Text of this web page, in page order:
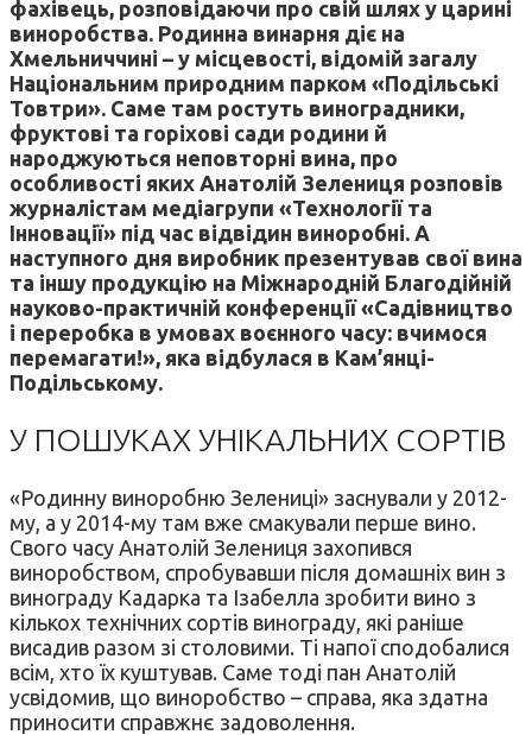
фахівець, розповідаючи про свій шлях у царині
виноробства. Родинна винарня діє на
Хмельниччині – у місцевості, відомій загалу
Національним природним парком «Подільські
Товтри». Саме там ростуть виноградники,
фруктові та горіхові сади родини й
народжуються неповторні вина, про
особливості яких Анатолій Зелениця розповів
журналістам медіагрупи «Технології та
Інновації» під час відвідин виноробні. А
наступного дня виробник презентував свої вина
та іншу продукцію на Міжнародній Благодійній
науково-практичній конференції «Садівництво
і переробка в умовах воєнного часу: вчимося
перемагати!», яка відбулася в Кам’янці-
Подільському.
У ПОШУКАХ УНІКАЛЬНИХ СОРТІВ
«Родинну виноробню Зелениці» заснували у 2012-
му, а у 2014-му там вже смакували перше вино.
Свого часу Анатолій Зелениця захопився
виноробством, спробувавши після домашніх вин з
винограду Кадарка та Ізабелла зробити вино з
кількох технічних сортів винограду, які раніше
висадив разом зі столовими. Ті напої сподобалися
всім, хто їх куштував. Саме тоді пан Анатолій
усвідомив, що виноробство – справа, яка здатна
приносити справжнє задоволення.